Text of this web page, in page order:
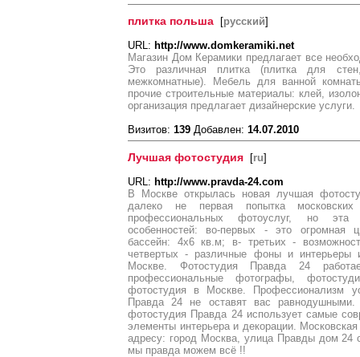
плитка польша [русский]
URL: http://www.domkeramiki.net
Магазин Дом Керамики предлагает все
Это различная плитка (плитка для
межкомнатные). Мебель для ванной
прочие строительные материалы: клей,
организация предлагает дизайнерские услуги.
Визитов: 139 Добавлен: 14.07.2010
Лучшая фотостудия [ru]
URL: http://www.pravda-24.com
В Москве открылась новая лучшая
далеко не первая попытка
профессиональных фотоуслуг, но эта
особенностей: во-первых - это огромная
бассейн: 4х6 кв.м; в- третьих -
четвертых - различные фоны и
Москве. Фотостудия Правда 24
профессиональные фотографы,
фотостудия в Москве. Профессионализм
Правда 24 не оставят вас
фотостудия Правда 24 использует самые
элементы интерьера и декорации.
адресу: город Москва, улица Правды дом 24
мы правда можем всё !!